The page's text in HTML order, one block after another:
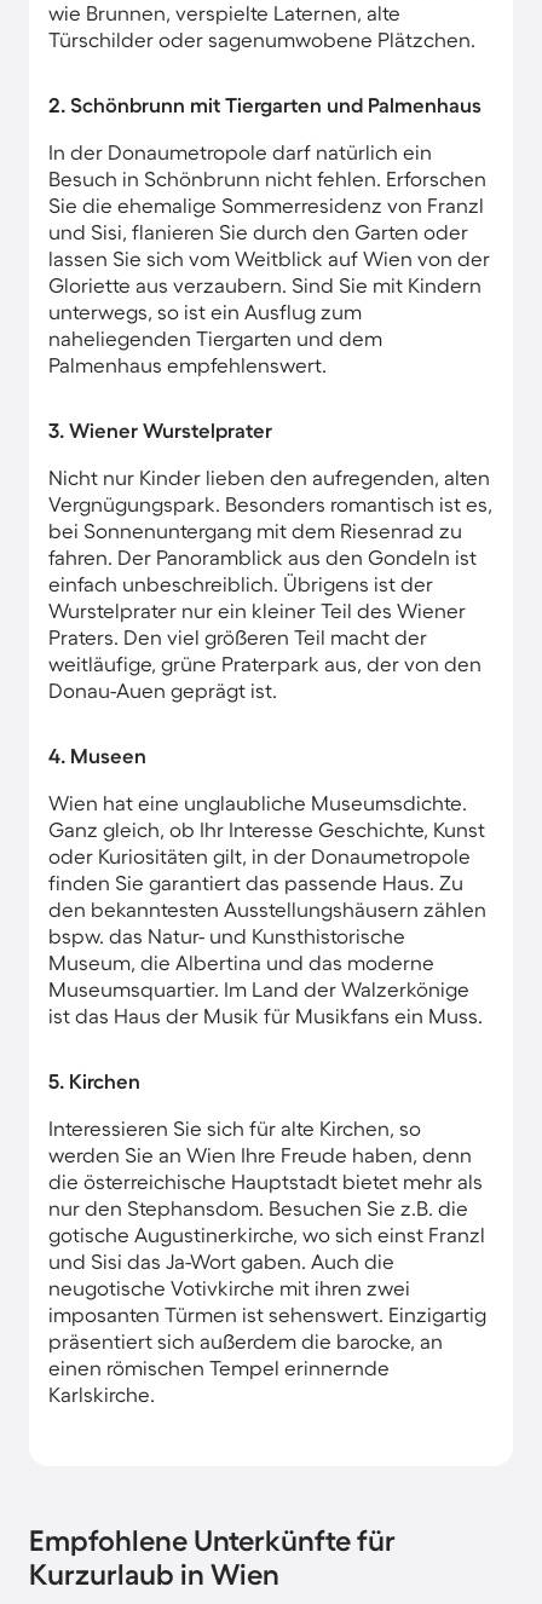
wie Brunnen, verspielte Laternen, alte
Türschilder oder sagenumwobene Plätzchen.
2. Schönbrunn mit Tiergarten und Palmenhaus
In der Donaumetropole darf natürlich ein
Besuch in Schönbrunn nicht fehlen. Erforschen
Sie die ehemalige Sommerresidenz von Franzl
und Sisi, flanieren Sie durch den Garten oder
lassen Sie sich vom Weitblick auf Wien von der
Gloriette aus verzaubern. Sind Sie mit Kindern
unterwegs, so ist ein Ausflug zum
naheliegenden Tiergarten und dem
Palmenhaus empfehlenswert.
3. Wiener Wurstelprater
Nicht nur Kinder lieben den aufregenden, alten
Vergnügungspark. Besonders romantisch ist es,
bei Sonnenuntergang mit dem Riesenrad zu
fahren. Der Panoramblick aus den Gondeln ist
einfach unbeschreiblich. Übrigens ist der
Wurstelprater nur ein kleiner Teil des Wiener
Praters. Den viel größeren Teil macht der
weitläufige, grüne Praterpark aus, der von den
Donau-Auen geprägt ist.
4. Museen
Wien hat eine unglaubliche Museumsdichte.
Ganz gleich, ob Ihr Interesse Geschichte, Kunst
oder Kuriositäten gilt, in der Donaumetropole
finden Sie garantiert das passende Haus. Zu
den bekanntesten Ausstellungshäusern zählen
bspw. das Natur- und Kunsthistorische
Museum, die Albertina und das moderne
Museumsquartier. Im Land der Walzerkönige
ist das Haus der Musik für Musikfans ein Muss.
5. Kirchen
Interessieren Sie sich für alte Kirchen, so
werden Sie an Wien Ihre Freude haben, denn
die österreichische Hauptstadt bietet mehr als
nur den Stephansdom. Besuchen Sie z.B. die
gotische Augustinerkirche, wo sich einst Franzl
und Sisi das Ja-Wort gaben. Auch die
neugotische Votivkirche mit ihren zwei
imposanten Türmen ist sehenswert. Einzigartig
präsentiert sich außerdem die barocke, an
einen römischen Tempel erinnernde
Karlskirche.
Empfohlene Unterkünfte für
Kurzurlaub in Wien